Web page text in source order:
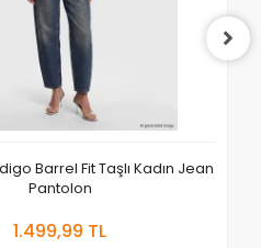
Barrel Fit Taşlı Kadın Jean
Pantolon
1.499,99 TL